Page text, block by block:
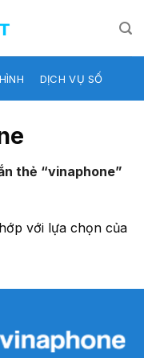
DỊCH VỤ SỐ
thẻ “vinaphone”
với lựa chọn của